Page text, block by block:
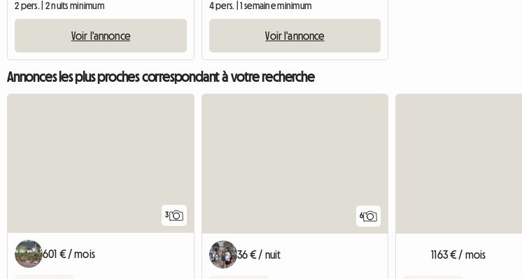
2 pers. | 2 nuits minimum
Voir l'annonce
4 pers. | 1 semaine minimum
Voir l'annonce
Annonces les plus proches correspondant à votre recherche
3
601 € / mois
6
36 € / nuit 1163 € / mois